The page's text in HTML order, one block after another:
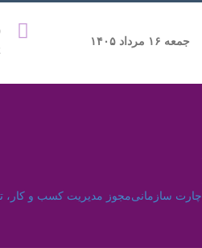
جمعه ۱۶ مرداد ۱۴۰۵
چارت سازمانیمجوز مدیریت کسب و کار،